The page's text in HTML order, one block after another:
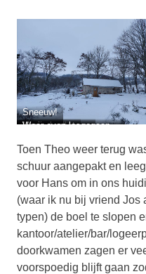
Sneeuw!
Mooie badkamer
Vosje gespot
Weer even losgegaan…
Toen Theo weer terug
schuur aangepakt en
voor Hans om in ons
(waar ik nu bij vriend Jos
typen) de boel te slopen
kantoor/atelier/bar/
doorkwamen zagen er
voorspoedig blijft gaan